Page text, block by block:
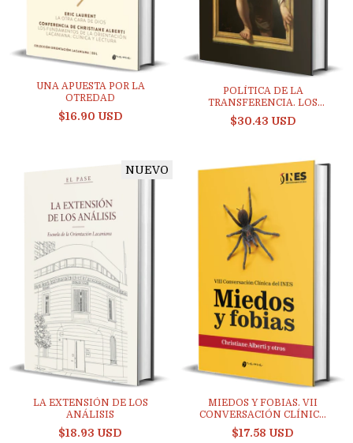
UNA APUESTA POR LA
OTREDAD
$16.90 USD
POLÍTICA DE LA
TRANSFERENCIA. LOS
$30.43 USD
NUEVO
LA EXTENSIÓN DE LOS
ANÁLISIS
$18.93 USD
MIEDOS Y FOBIAS. VII
CONVERSACIÓN CLÍNIC...
$17.58 USD